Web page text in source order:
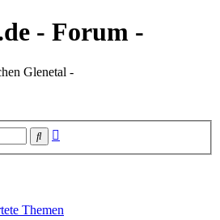
- Forum -
Glenetal -
Suche
Themen